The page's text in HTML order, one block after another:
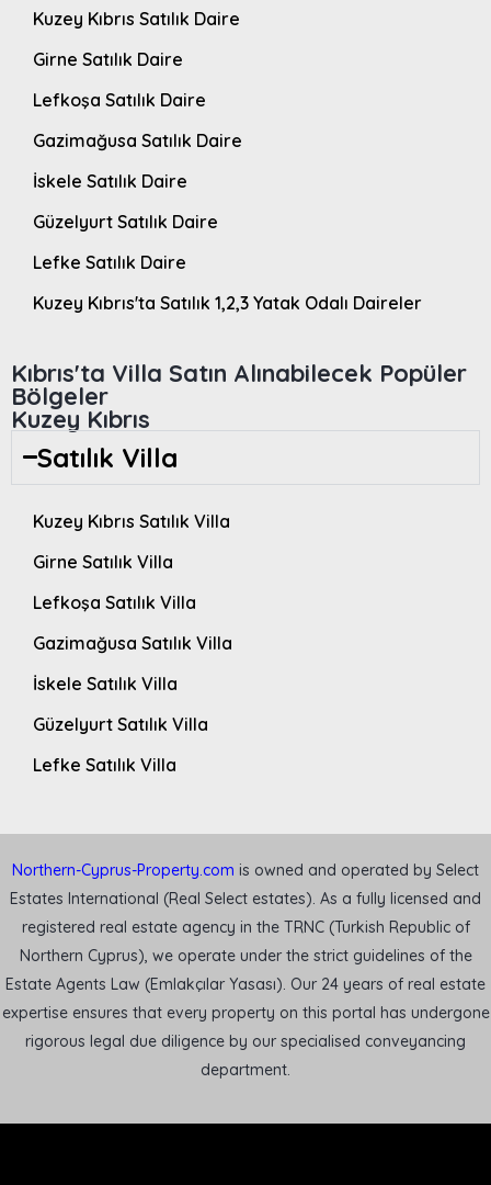
Kuzey Kıbrıs Satılık Daire
Girne Satılık Daire
Lefkoşa Satılık Daire
Gazimağusa Satılık Daire
İskele Satılık Daire
Güzelyurt Satılık Daire
Lefke Satılık Daire
Kuzey Kıbrıs'ta Satılık 1,2,3 Yatak Odalı Daireler
Kıbrıs'ta Villa Satın Alınabilecek Popüler
Bölgeler
Kuzey Kıbrıs
Satılık Villa
Kuzey Kıbrıs Satılık Villa
Girne Satılık Villa
Lefkoşa Satılık Villa
Gazimağusa Satılık Villa
İskele Satılık Villa
Güzelyurt Satılık Villa
Lefke Satılık Villa
Northern-Cyprus-Property.com is owned and operated by Select
Estates International (Real Select estates). As a fully licensed and
registered real estate agency in the TRNC (Turkish Republic of
Northern Cyprus), we operate under the strict guidelines of the
Estate Agents Law (Emlakçılar Yasası). Our 24 years of real estate
expertise ensures that every property on this portal has undergone
rigorous legal due diligence by our specialised conveyancing
department.